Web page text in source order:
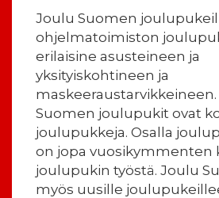
Joulu Suomen
ohjelmatoimiston
erilaisine asusteineen ja
yksityiskohtineen ja
Suomen joulupukit ovat
joulupukkeja. Osalla
on jopa vuosikymmenten
joulupukin työstä. Joulu
myös uusille